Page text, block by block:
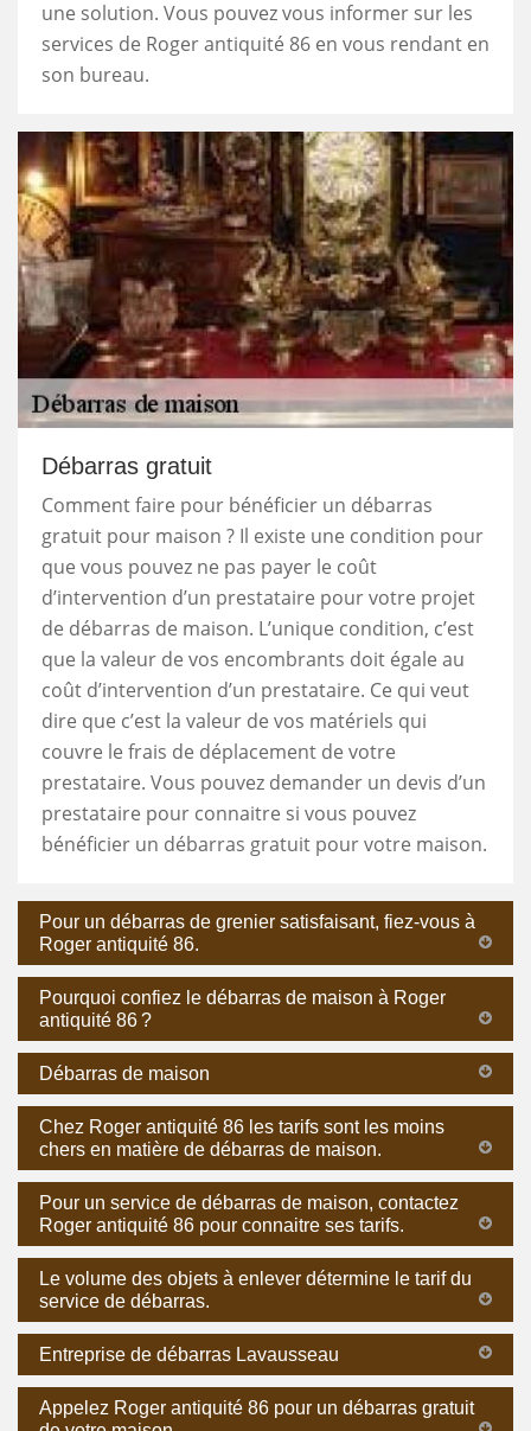
une solution. Vous pouvez vous informer sur les
services de Roger antiquité 86 en vous rendant en
son bureau.
Débarras gratuit
Comment faire pour bénéficier un débarras
gratuit pour maison ? Il existe une condition pour
que vous pouvez ne pas payer le coût
d’intervention d’un prestataire pour votre projet
de débarras de maison. L’unique condition, c’est
que la valeur de vos encombrants doit égale au
coût d’intervention d’un prestataire. Ce qui veut
dire que c’est la valeur de vos matériels qui
couvre le frais de déplacement de votre
prestataire. Vous pouvez demander un devis d’un
prestataire pour connaitre si vous pouvez
bénéficier un débarras gratuit pour votre maison.
Pour un débarras de grenier satisfaisant, fiez-vous à
Roger antiquité 86.
Pourquoi confiez le débarras de maison à Roger
antiquité 86 ?
Débarras de maison
Chez Roger antiquité 86 les tarifs sont les moins
chers en matière de débarras de maison.
Pour un service de débarras de maison, contactez
Roger antiquité 86 pour connaitre ses tarifs.
Le volume des objets à enlever détermine le tarif du
service de débarras.
Entreprise de débarras Lavausseau
Appelez Roger antiquité 86 pour un débarras gratuit